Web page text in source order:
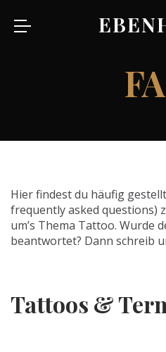
Hier findest du häufig
frequently asked questions)
um’s Thema Tattoo. Wurde
beantwortet? Dann schreib
Tattoos &